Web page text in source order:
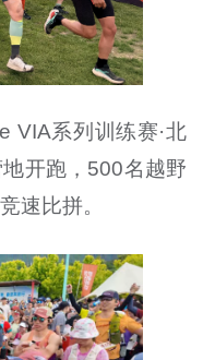
VIA系列训练赛·北
开跑，500名越野
速比拼。